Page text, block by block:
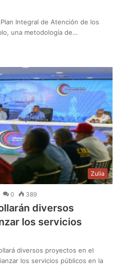
Integral de Atención de los
una metodología de…
Zulia
0 389
diversos
los servicios
diversos proyectos en el
los servicios públicos en la